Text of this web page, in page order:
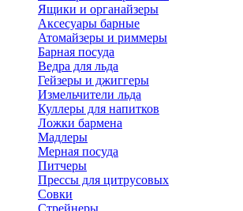
Ящики и органайзеры
Аксесуары барные
Атомайзеры и риммеры
Барная посуда
Ведра для льда
Гейзеры и джиггеры
Измельчители льда
Куллеры для напитков
Ложки бармена
Мадлеры
Мерная посуда
Питчеры
Прессы для цитрусовых
Совки
Стрейнеры